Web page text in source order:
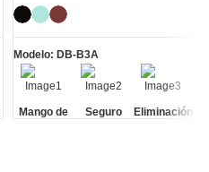
madera de doble
filo retro de
sándalo
Modelo: DB-B3A
Mango de
Seguro
Eliminación